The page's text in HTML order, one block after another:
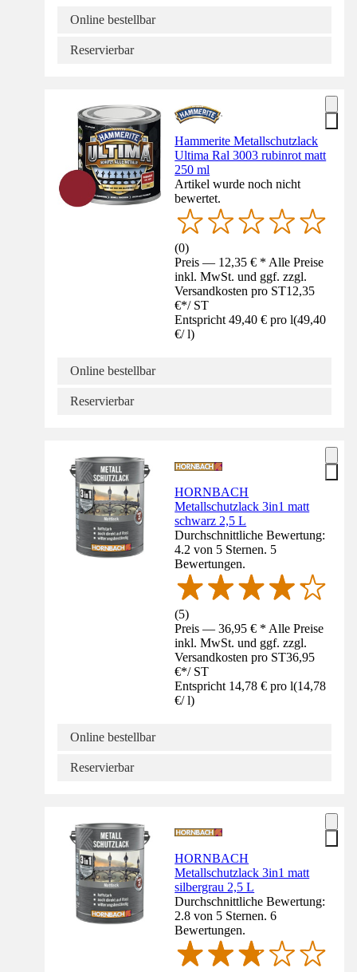
Online bestellbar
Reservierbar
Hammerite Metallschutzlack
Ultima Ral 3003 rubinrot matt
250 ml
Artikel wurde noch nicht
bewertet.
(0)
Preis — 12,35 € * Alle Preise
inkl. MwSt. und ggf. zzgl.
Versandkosten pro ST12,35
€*/ ST
Entspricht 49,40 € pro l(49,40
€/ l)
Online bestellbar
Reservierbar
HORNBACH
Metallschutzlack 3in1 matt
schwarz 2,5 L
Durchschnittliche Bewertung:
4.2 von 5 Sternen. 5
Bewertungen.
(5)
Preis — 36,95 € * Alle Preise
inkl. MwSt. und ggf. zzgl.
Versandkosten pro ST36,95
€*/ ST
Entspricht 14,78 € pro l(14,78
€/ l)
Online bestellbar
Reservierbar
HORNBACH
Metallschutzlack 3in1 matt
silbergrau 2,5 L
Durchschnittliche Bewertung:
2.8 von 5 Sternen. 6
Bewertungen.